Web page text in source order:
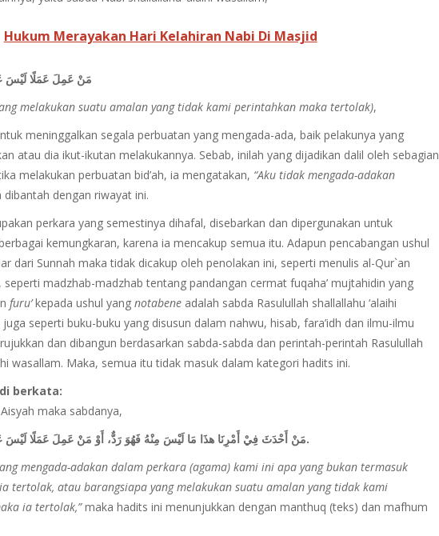
Hukum Merayakan Hari Kelahiran Nabi Di Masjid
مَنْ عَمِلَ عَمَلًا لَيْسَ
melakukan suatu amalan yang tidak kami perintahkan maka tertolak),
meninggalkan segala perbuatan yang mengada-ada, baik pelakunya yang
atau dia ikut-ikutan melakukannya. Sebab, inilah yang dijadikan dalil oleh sebagian
melakukan perbuatan bid’ah, ia mengatakan, “Aku tidak mengada-adakan
dengan riwayat ini.
perkara yang semestinya dihafal, disebarkan dan dipergunakan untuk
kemungkaran, karena ia mencakup semua itu. Adapun pencabangan ushul
dari Sunnah maka tidak dicakup oleh penolakan ini, seperti menulis al-Qur`an
madzhab-madzhab tentang pandangan cermat fuqaha’ mujtahidin yang
furu’kepada ushul yang notabeneadalah sabda Rasulullah shallallahu ‘alaihi
seperti buku-buku yang disusun dalam nahwu, hisab, fara’idh dan ilmu-ilmu
dan dibangun berdasarkan sabda-sabda dan perintah-perintah Rasulullah
wasallam. Maka, semua itu tidak masuk dalam kategori hadits ini.
berkata:
maka sabdanya,
مَنْ أَحْدَثَ فِيْ أَمْرِنَا هذَا مَا لَيْسَ مِنْهُ فَهُوَ رَدٌّ، أَوْ مَنْ عَمِلَ عَمَلًا لَيْسَ عَلَيْهِ أَمْرُنَا فَهُوَ رَدٌّ.
mengada-adakan dalam perkara (agama) kami ini apa yang bukan termasuk
tertolak, atau barangsiapa yang melakukan suatu amalan yang tidak kami
ia tertolak,”maka hadits ini menunjukkan dengan manthuq (teks) dan mafhum